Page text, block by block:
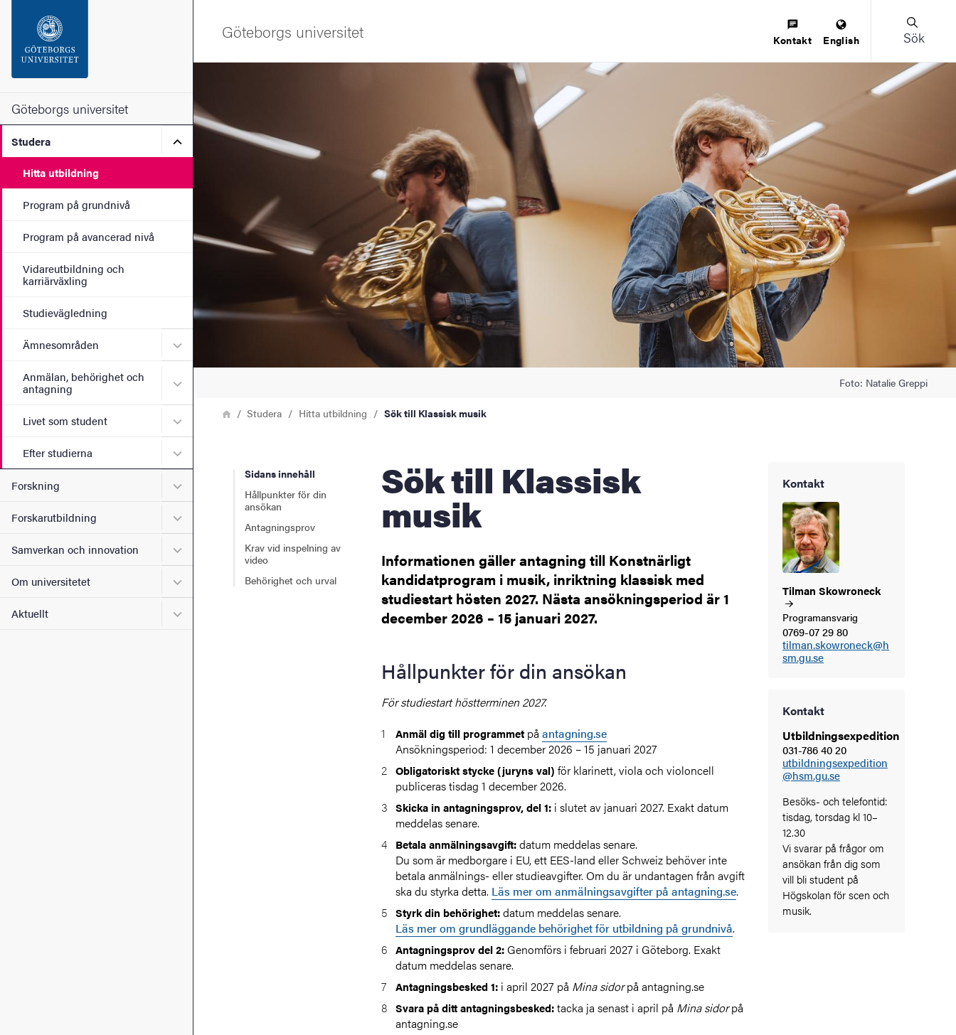
Sidfoten
Om webbplatsen
Göteborgs universitet
Studera Undermeny för Studera
Hitta utbildning
Program på grundnivå
Program på avancerad nivå
Vidareutbildning och
karriärväxling
Studievägledning
Ämnesområden Undermeny för Ämnesområden
Anmälan, behörighet och
antagning
Undermeny för Anmälan, behörighet och antagning
Livet som student Undermeny för Livet som student
Efter studierna Undermeny för Efter studierna
Forskning Undermeny för Forskning
Forskarutbildning Undermeny för Forskarutbildning
Samverkan och innovation Undermeny för Samverkan och innovation
Om universitetet Undermeny för Om universitetet
Aktuellt Undermeny för Aktuellt
Göteborgs universitet Kontakt English Sök
Bild
Foto: Natalie Greppi
LänkstigHemStudera Hitta utbildning Sök till Klassisk musik
Sidans innehåll
Hållpunkter för din
ansökan
Antagningsprov
Krav vid inspelning av
video
Behörighet och urval
Sök till Klassisk
musik
Informationen gäller antagning till Konstnärligt
kandidatprogram i musik, inriktning klassisk med
studiestart hösten 2027. Nästa ansökningsperiod är 1
december 2026 – 15 januari 2027.
Kontakt
Tilman Skowroneck
Programansvarig
0769-07 29 80
tilman.skowroneck@h
sm.gu.se
Kontakt
Utbildningsexpedition
031-786 40 20
utbildningsexpedition
@hsm.gu.se
Besöks- och telefontid:
tisdag, torsdag kl 10–
12.30
Vi svarar på frågor om
ansökan från dig som
vill bli student på
Högskolan för scen och
musik.
Hållpunkter för din ansökan
För studiestart höstterminen 2027.
Anmäl dig till programmet på antagning.se
Ansökningsperiod: 1 december 2026 – 15 januari 2027
Obligatoriskt stycke (juryns val) för klarinett, viola och violoncell
publiceras tisdag 1 december 2026.
Skicka in antagningsprov, del 1: i slutet av januari 2027. Exakt datum
meddelas senare.
Betala anmälningsavgift:datum meddelas senare.
Du som är medborgare i EU, ett EES-land eller Schweiz behöver inte
betala anmälnings- eller studieavgifter. Om du är undantagen från avgift
ska du styrka detta. Läs mer om anmälningsavgifter på antagning.se.
Styrk din behörighet:datum meddelas senare.
Läs mer om grundläggande behörighet för utbildning på grundnivå.
Antagningsprov del 2:Genomförs i februari 2027 i Göteborg. Exakt
datum meddelas senare.
Antagningsbesked 1: i april 2027 på Mina sidorpå antagning.se
Svara på ditt antagningsbesked:tacka ja senast i april på Mina sidorpå
antagning.se